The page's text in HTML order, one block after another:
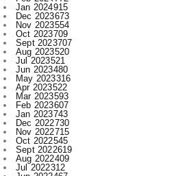
Jan 2024915
Dec 2023673
Nov 2023554
Oct 2023709
Sept 2023707
Aug 2023520
Jul 2023521
Jun 2023480
May 2023316
Apr 2023522
Mar 2023593
Feb 2023607
Jan 2023743
Dec 2022730
Nov 2022715
Oct 2022545
Sept 2022619
Aug 2022409
Jul 2022312